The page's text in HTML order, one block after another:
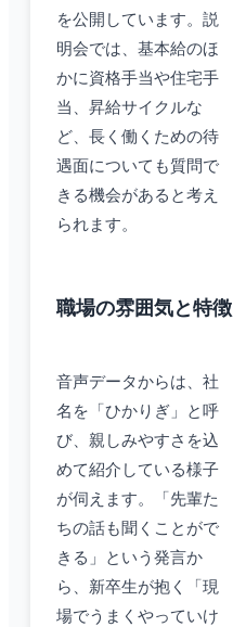
を公開しています。説
明会では、基本給のほ
かに資格手当や住宅手
当、昇給サイクルな
ど、長く働くための待
遇面についても質問で
きる機会があると考え
られます。
職場の雰囲気と特徴
音声データからは、社
名を「ひかりぎ」と呼
び、親しみやすさを込
めて紹介している様子
が伺えます。「先輩た
ちの話も聞くことがで
きる」という発言か
ら、新卒生が抱く「現
場でうまくやっていけ